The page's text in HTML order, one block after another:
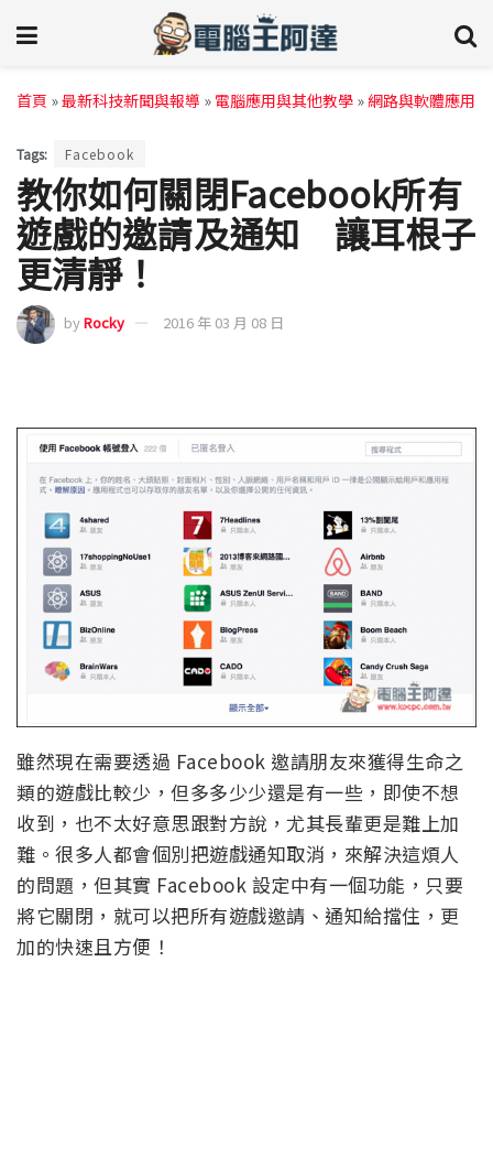
首頁 »最新科技新聞與報導 » 電腦應用與其他教學 »網路與軟體應用
Tags: Facebook
教你如何關閉Facebook所有
遊戲的邀請及通知 讓耳根子
更清靜！
byRocky 2016 年 03 月 08 日
雖然現在需要透過 Facebook 邀請朋友來獲得生命之
類的遊戲比較少，但多多少少還是有一些，即使不想
收到，也不太好意思跟對方說，尤其長輩更是難上加
難。很多人都會個別把遊戲通知取消，來解決這煩人
的問題，但其實 Facebook 設定中有一個功能，只要
將它關閉，就可以把所有遊戲邀請、通知給擋住，更
加的快速且方便！